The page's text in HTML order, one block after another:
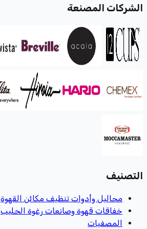
الشركات المصنعة
التصنيف
محاليل وأدوات تنظيف مكائن القهوة
خفاقات قهوة وصانعات رغوة الحليب
المصفيات